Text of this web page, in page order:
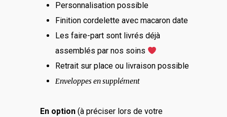
Personnalisation possible
Finition cordelette avec macaron date
Les faire-part sont livrés déjà
assemblés par nos soins
Retrait sur place ou livraison possible
Enveloppes en supplément
En option (à préciser lors de votre